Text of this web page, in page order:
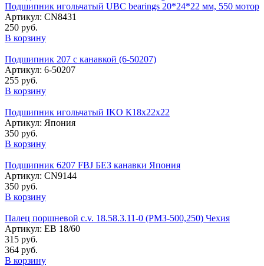
Подшипник игольчатый UBC bearings 20*24*22 мм, 550 мотор
Артикул: CN8431
250 руб.
В корзину
Подшипник 207 с канавкой (6-50207)
Артикул: 6-50207
255 руб.
В корзину
Подшипник игольчатый IKO К18х22х22
Артикул: Япония
350 руб.
В корзину
Подшипник 6207 FBJ БЕЗ канавки Япония
Артикул: CN9144
350 руб.
В корзину
Палец поршневой c.v. 18.58.3.11-0 (РМЗ-500,250) Чехия
Артикул: ЕВ 18/60
315 руб.
364 руб.
В корзину